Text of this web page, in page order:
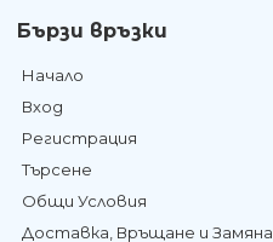
Бързи връзки
Начало
Вход
Регистрация
Търсене
Общи Условия
Доставка, Връщане и Замяна